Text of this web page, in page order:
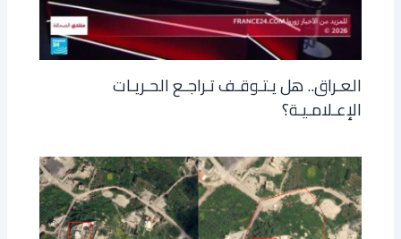
العـراق.. هل يـتـوقـف تـراجـع الحـريـات
الإعـلامـيـة؟